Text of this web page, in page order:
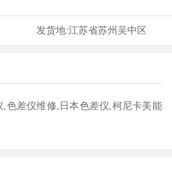
发货地:江苏省苏州吴中区
,色差仪维修,日本色差仪,柯尼卡美能